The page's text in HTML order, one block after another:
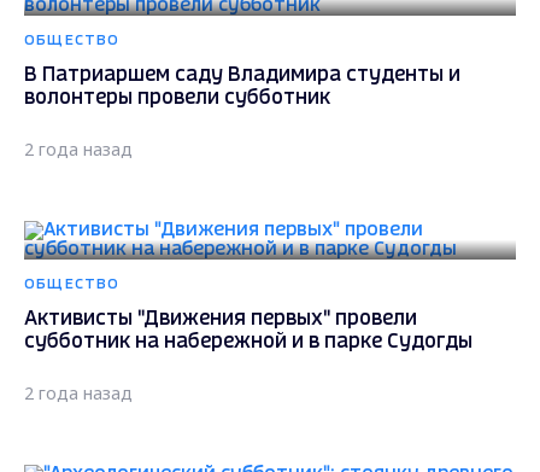
ОБЩЕСТВО
В Патриаршем саду Владимира студенты и
волонтеры провели субботник
2 года назад
ОБЩЕСТВО
Активисты "Движения первых" провели
субботник на набережной и в парке Судогды
2 года назад